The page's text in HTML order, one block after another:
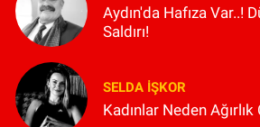
Aydın'da Hafıza Var..!
Saldırı!
SELDA İŞKOR
Kadınlar Neden Ağırlık